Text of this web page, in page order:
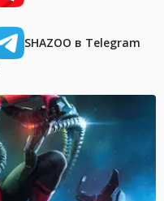
SHAZOO в Telegram